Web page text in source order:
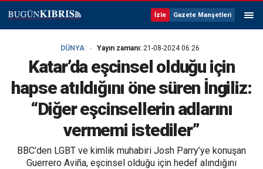
İzle Gazete Manşetleri
DÜNYA Yayın zamanı: 21-08-2024 06:26
Katar’da eşcinsel olduğu için
hapse atıldığını öne süren İngiliz:
“Diğer eşcinsellerin adlarını
vermemi istediler”
BBC’den LGBT ve kimlik muhabiri Josh Parry’ye konuşan
Guerrero Aviña, eşcinsel olduğu için hedef alındığını